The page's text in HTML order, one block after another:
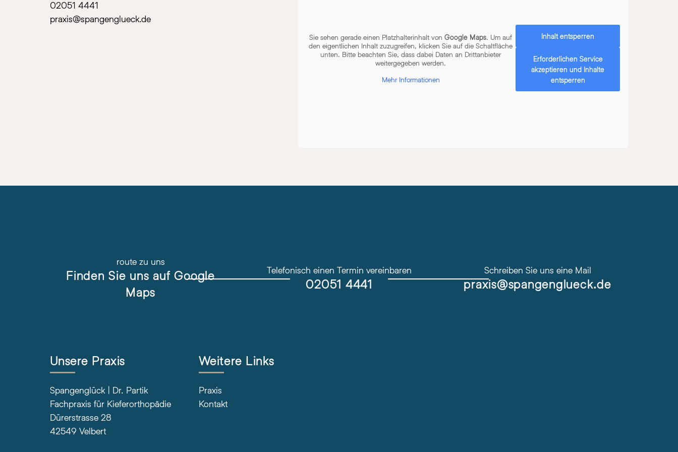
02051 4441
praxis@spangenglueck.de
Sie sehen gerade einen Platzhalterinhalt vonGoogle Maps. Um auf
den eigentlichen Inhalt zuzugreifen, klicken Sie auf die Schaltfläche
unten. Bitte beachten Sie, dass dabei Daten an Drittanbieter
weitergegeben werden.
Mehr Informationen
Inhalt entsperren
Erforderlichen Service
akzeptieren und Inhalte
entsperren
route zu uns
Finden Sie uns auf Google
Maps
Telefonisch einen Termin vereinbaren
02051 4441
Schreiben Sie uns eine Mail
praxis@spangenglueck.de
Unsere Praxis
Spangenglück | Dr. Partik
Fachpraxis für Kieferorthopädie
Dürerstrasse 28
42549 Velbert
Weitere Links
Praxis
Kontakt